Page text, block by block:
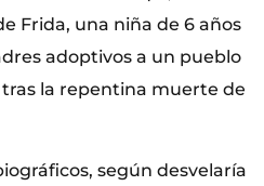
Frida, una niña de 6 años
adoptivos a un pueblo
la repentina muerte de
según desvelaría